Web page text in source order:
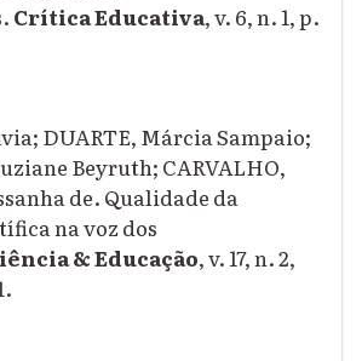
Crítica Educativa, v. 6, n. 1, p.
DUARTE, Márcia Sampaio;
Beyruth; CARVALHO,
de. Qualidade da
na voz dos
& Educação, v. 17, n. 2,